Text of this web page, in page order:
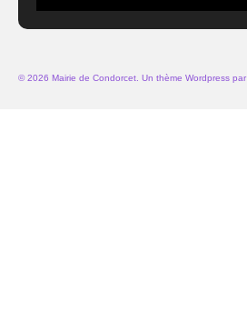
© 2026 Mairie de Condorcet. Un thème Wordpress par